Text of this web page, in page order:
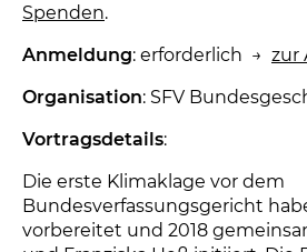
Spenden.
Anmeldung: erforderlich → zur
Organisation: SFV
Vortragsdetails:
Die erste Klimaklage vor dem
Bundesverfassungsgericht
vorbereitet und 2018